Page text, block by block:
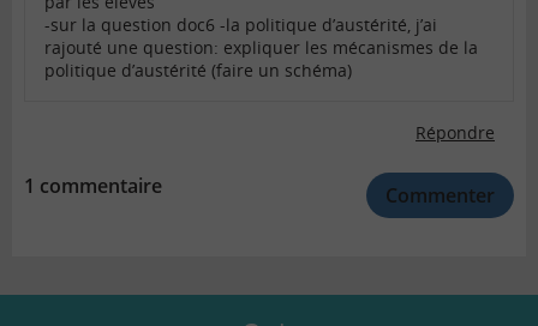
-sur la question doc6 -la politique d’austérité, j’ai
rajouté une question: expliquer les mécanismes de la
politique d’austérité (faire un schéma)
Répondre
1 commentaire Commenter